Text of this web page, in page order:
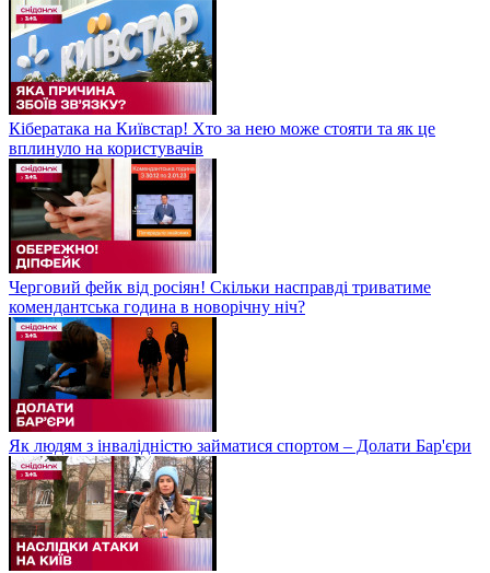
Кібератака на Київстар! Хто за нею може стояти та як це
вплинуло на користувачів
Черговий фейк від росіян! Скільки насправді триватиме
комендантська година в новорічну ніч?
Як людям з інвалідністю займатися спортом – Долати Бар'єри